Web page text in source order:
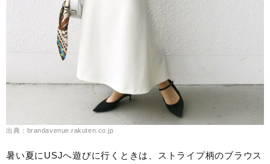
出典：brandavenue.rakuten.co.jp
暑い夏にUSJへ遊びに行くときは、ストライプ柄のブラウス